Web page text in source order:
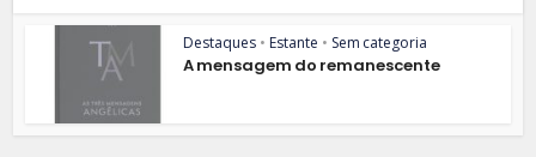
Destaques • Estante • Sem categoria
A mensagem do remanescente